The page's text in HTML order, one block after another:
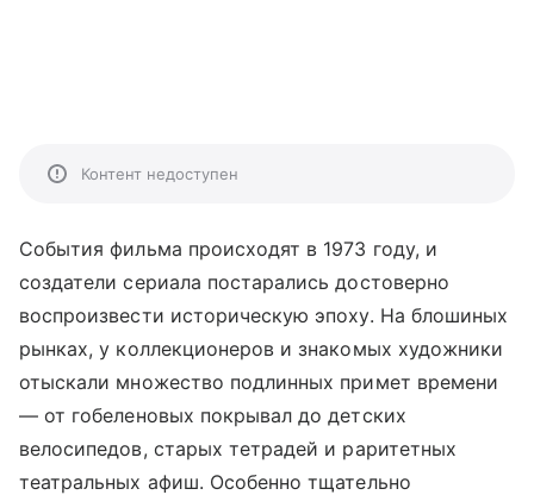
Контент недоступен
События фильма происходят в 1973 году, и
создатели сериала постарались достоверно
воспроизвести историческую эпоху. На блошиных
рынках, у коллекционеров и знакомых художники
отыскали множество подлинных примет времени
— от гобеленовых покрывал до детских
велосипедов, старых тетрадей и раритетных
театральных афиш. Особенно тщательно